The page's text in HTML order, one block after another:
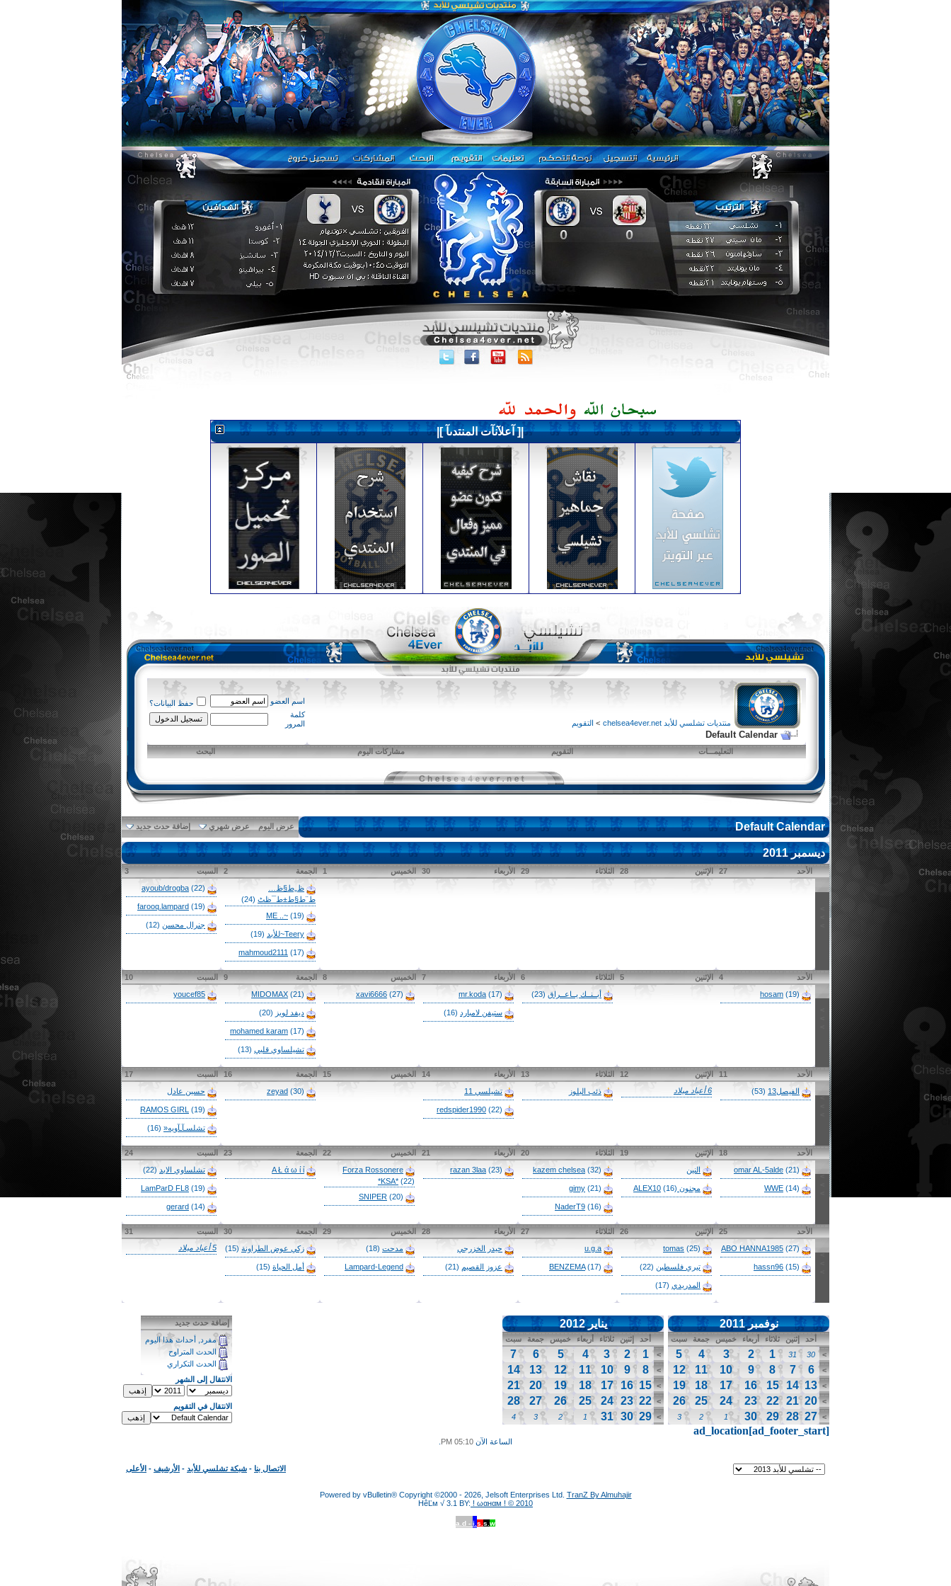
|[ آعلآنآت المنتدىآ ]|
منتديات تشلسي للأبد chelsea4ever.net > التقويم
Default Calendar
اسم العضو
حفظ البيانات؟
كلمة
المرور
التعليمـــات التقويم مشاركات اليوم البحث
Default Calendar عرض اليوم عرض شهري إضافة حدث جديد
ديسمبر 2011
27 الأحد 28 الإثنين 29 الثلاثاء 30 الأربعاء 1 الخميس 2 الجمعة
ظ„ط§ظ…
ط¨ط§ط±ط¯ظٹ (24)
ME ..~ (19)
Teery~للأبد (19)
mahmoud2111 (17)
3 السبت
ayoub/drogba (22)
farooq.lampard (19)
جنرال محسن (12)
4 الأحد
hosam (19)
5 الإثنين 6 الثلاثاء
أبــنــك يــاعــراق (23)
7 الأربعاء
mr.koda (17)
ستيفن لامبارد (16)
8 الخميس
xavi6666 (27)
9 الجمعة
MIDOMAX (21)
ديفد لويز (20)
mohamed karam (17)
تشيلساوي قلبي (13)
10 السبت
youcef85
>
11 الأحد
الفيصل13 (53)
12
الإثنين
6 أعياد ميلاد
13 الثلاثاء
ذئب البلوز
14 الأربعاء
تشيلسي 11
redspider1990 (22)
15 الخميس 16 الجمعة
zeyad (30)
17 السبت
حسين عادل
RAMOS GIRL (19)
تشلسـآـآويه« (16)
>
18 الأحد
omar AL-5alde (21)
WWE (14)
19 الإثنين
النين
مجنون ALEX10 (16)
20 الثلاثاء
kazem chelsea (32)
gimy (21)
NaderT9 (16)
21 الأربعاء
razan 3laa (23)
22 الخميس
Forza Rossonere
*KSA* (22)
SNIPER (20)
23 الجمعة
A Ł ά ω ί ί
24 السبت
تشلساوي الابد (22)
LamParD FL8 (19)
gerard (14)
>
25 الأحد
ABO HANNA1985 (27)
hassn96 (15)
26 الإثنين
tomas (25)
تيري فلسطين (22)
المدريدي (17)
27 الثلاثاء
u.g.a
BENZEMA(17)
28 الأربعاء
حيدر الخزرجي
عزوز القصيم (21)
29 الخميس
مدحت (18)
Lampard-Legend
30 الجمعة
زكي عوض الطراونة (15)
أمل الحياة (15)
31
السبت
5 أعياد ميلاد
نوفمبر 2011
أحد إثنين ثلاثاء أربعاء خميس جمعة
سبت
>
30
31
1
2
3
4
5
>
6
7
8
9
10
11
12
>
13
14
15
16
17
18
19
>
20
21
22
23
24
25
26
>
27
28
29
30
1
2
3
يناير 2012
أحد إثنين ثلاثاء أربعاء خميس جمعة
سبت
>
1
2
3
4
5
6
7
>
8
9
10
11
12
13
14
>
15
16
17
18
19
20
21
>
22
23
24
25
26
27
28
>
29
30
31
1
2
3
4
إضافة حدث جديد
مفرد, أحداث هذا اليوم
الحدث المتراوح
الحدث التكراري
الانتقال إلى الشهر
الانتقال في التقويم
ad_location[ad_footer_start]
الساعة الآن 05:10 PM
الاتصال بنا - شبكة تشلسي للأبد - الأرشيف - الأعلى
Powered by vBulletin® Copyright ©2000 - 2026, Jelsoft Enterprises Ltd. TranZ By Almuhajir
HêĽм √ 3.1 BY: ! ωαнαм ! © 2010
a.d - i. s. s. w